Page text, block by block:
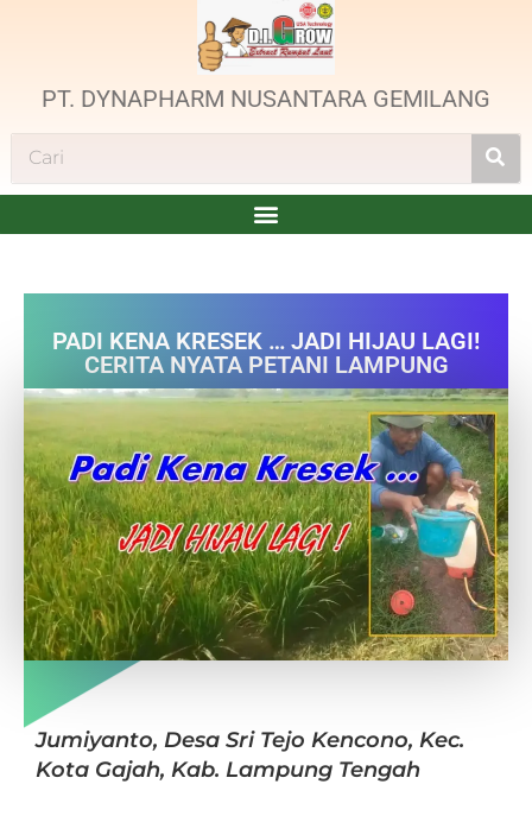
PT. DYNAPHARM NUSANTARA GEMILANG
PADI KENA KRESEK … JADI HIJAU LAGI!
CERITA NYATA PETANI LAMPUNG
Jumiyanto, Desa Sri Tejo Kencono, Kec.
Kota Gajah, Kab. Lampung Tengah